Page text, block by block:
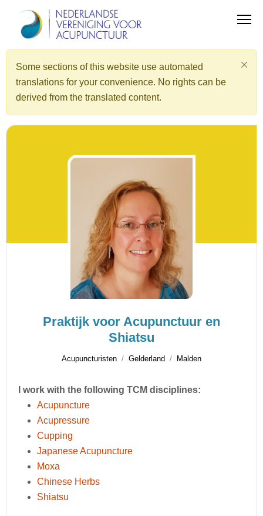
Some sections of this website use automated
translations for your convenience. No rights can be
derived from the translated content.
Praktijk voor Acupunctuur en
Shiatsu
Acupuncturisten Gelderland Malden
I work with the following TCM disciplines:
Acupuncture
Acupressure
Cupping
Japanese Acupuncture
Moxa
Chinese Herbs
Shiatsu